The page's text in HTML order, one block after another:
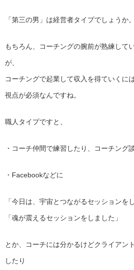
「第三の男」は経営者タイプでしょうか。
もちろん、コーチングの腕前が熟練して
が、
コーチングで起業して収入を得ていくに
視点が必須なんですね。
職人タイプですと、
・コーチ仲間で練習したり、コーチング
・Facebookなどに
「今日は、宇宙とつながるセッションを
「魂が震えるセッションをしました」
とか、コーチには分かるけどクライアン
したり